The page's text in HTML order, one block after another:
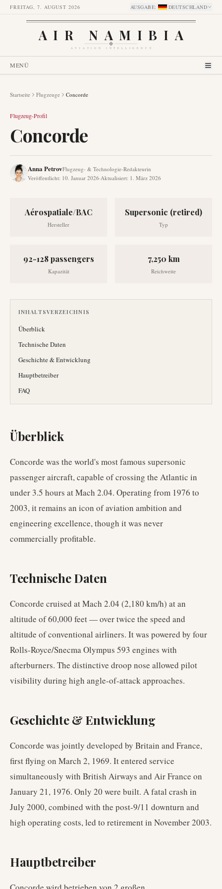
FREITAG, 7. AUGUST 2026 AUSGABE: DEUTSCHLAND
AIR NAMIBIA
AVIATION INTELLIGENCE
MENÜ
Startseite Flugzeuge Concorde
Flugzeug-Profil
Concorde
Anna PetrovFlugzeug- & Technologie-Redakteurin
Veröffentlicht: 10. Januar 2026·Aktualisiert: 1. März 2026
Aérospatiale/BAC
Hersteller
Supersonic (retired)
Typ
92-128 passengers
Kapazität
7,250 km
Reichweite
INHALTSVERZEICHNIS
Überblick
Technische Daten
Geschichte & Entwicklung
Hauptbetreiber
FAQ
Überblick
Concorde was the world's most famous supersonic
passenger aircraft, capable of crossing the Atlantic in
under 3.5 hours at Mach 2.04. Operating from 1976 to
2003, it remains an icon of aviation ambition and
engineering excellence, though it was never
commercially profitable.
Technische Daten
Concorde cruised at Mach 2.04 (2,180 km/h) at an
altitude of 60,000 feet — over twice the speed and
altitude of conventional airliners. It was powered by four
Rolls-Royce/Snecma Olympus 593 engines with
afterburners. The distinctive droop nose allowed pilot
visibility during high angle-of-attack approaches.
Geschichte & Entwicklung
Concorde was jointly developed by Britain and France,
first flying on March 2, 1969. It entered service
simultaneously with British Airways and Air France on
January 21, 1976. Only 20 were built. A fatal crash in
July 2000, combined with the post-9/11 downturn and
high operating costs, led to retirement in November 2003.
Hauptbetreiber